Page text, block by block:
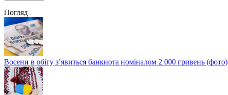
Погляд
Восени в обігу з’явиться банкнота номіналом 2 000 гривень (фото)